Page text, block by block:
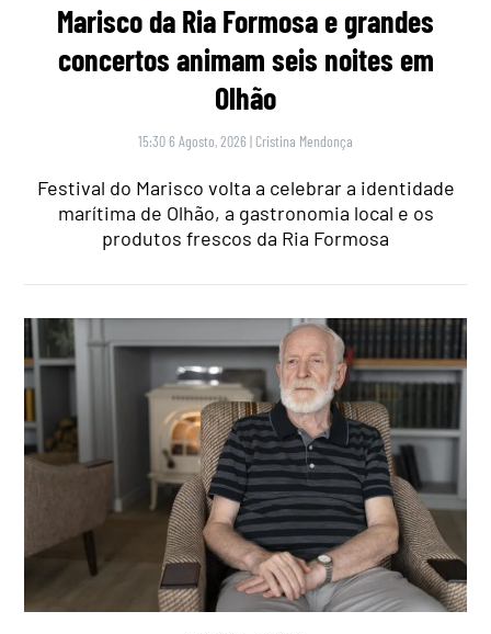
Marisco da Ria Formosa e grandes
concertos animam seis noites em
Olhão
15:30 6 Agosto, 2026 | Cristina Mendonça
Festival do Marisco volta a celebrar a identidade
marítima de Olhão, a gastronomia local e os
produtos frescos da Ria Formosa